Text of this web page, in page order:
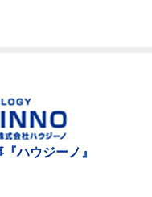
ハウジーノ』